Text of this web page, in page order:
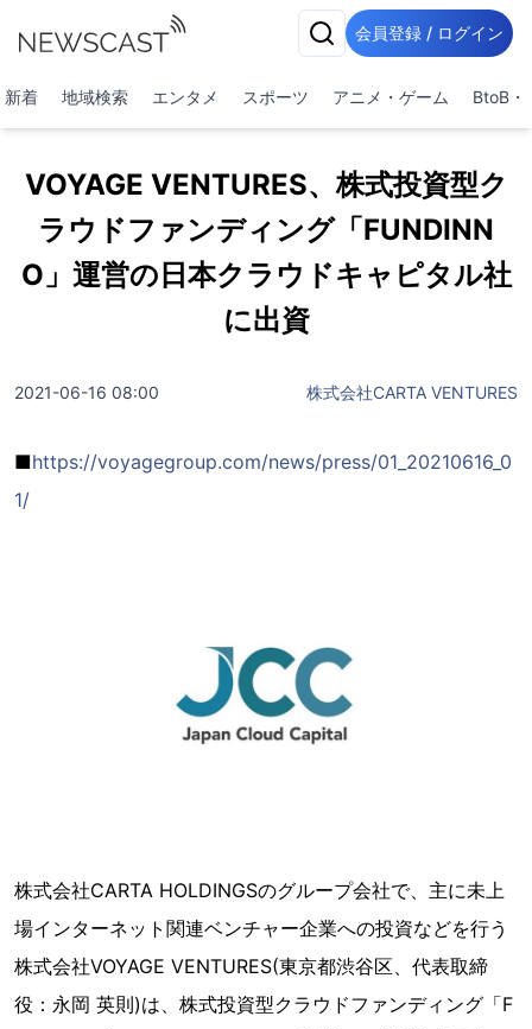
会員登録 / ログイン
新着 地域検索 エンタメ スポーツ アニメ・ゲーム BtoB・
VOYAGE VENTURES、株式投資型ク
ラウドファンディング「FUNDINN
O」運営の日本クラウドキャピタル社
に出資
2021-06-16 08:00 株式会社CARTA VENTURES
■https://voyagegroup.com/news/press/01_20210616_0
1/
株式会社CARTA HOLDINGSのグループ会社で、主に未上
場インターネット関連ベンチャー企業への投資などを行う
株式会社VOYAGE VENTURES(東京都渋谷区、代表取締
役：永岡 英則)は、株式投資型クラウドファンディング「F